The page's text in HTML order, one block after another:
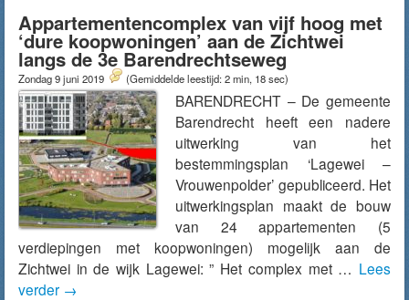
Appartementencomplex van vijf hoog met
‘dure koopwoningen’ aan de Zichtwei
langs de 3e Barendrechtseweg
Zondag 9 juni 2019 (Gemiddelde leestijd: 2 min, 18 sec)
BARENDRECHT – De gemeente
Barendrecht heeft een nadere
uitwerking van het
bestemmingsplan ‘Lagewei –
Vrouwenpolder’ gepubliceerd. Het
uitwerkingsplan maakt de bouw
van 24 appartementen (5
verdiepingen met koopwoningen) mogelijk aan de
Zichtwei in de wijk Lagewei: ” Het complex met … Lees
verder →